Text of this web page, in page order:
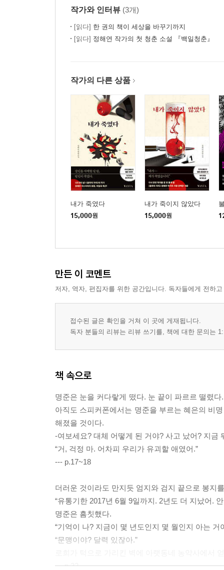
작가와 인터뷰 (3개)
[읽다] 한 권의 책이 세상을 바꾸기까지
[읽다] 정해연 작가의 첫 청춘 소설 『백일청춘』
작가의 다른 상품
내가 죽였다
15,000원
내가 죽이지 않았다
15,000원
만든 이 코멘트
저자, 역자, 편집자를 위한 공간입니다. 독자들에게 전하
접수된 글은 확인을 거쳐 이 곳에 게재됩니다.
독자 분들의 리뷰는 리뷰 쓰기를, 책에 대한 문의는
책 속으로
명준은 눈을 커다랗게 떴다. 눈 끝이 파르르 떨렸
아직도 스피커폰에서는 명준을 부르는 혜은의 비
해졌을 것이다.
-여보세요? 대체 어떻게 된 거야? 사고 났어? 지금
“거, 걱정 마. 어차피 우리가 유괴할 애였어.”
--- p.17~18
더러운 것이라도 만지듯 엄지와 검지 끝으로 봉지
“유통기한 2017년 6월 9일까지. 2년도 더 지났어.
명준은 흠칫했다.
“기억이 나? 지금이 몇 년도인지 몇 월인지 아는 거
“문맹이야? 달력 있잖아.”
--- p.32